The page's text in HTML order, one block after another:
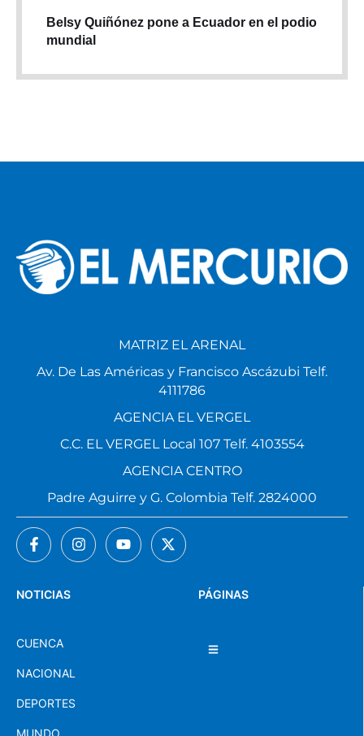
Belsy Quiñónez pone a Ecuador en el podio
mundial
PÁGINAS
NOTICIAS
CUENCA
NACIONAL
DEPORTES
MUNDO
MATRIZ EL ARENAL
Av. De Las Américas y Francisco Ascázubi Telf.
4111786
AGENCIA EL VERGEL
C.C. EL VERGEL Local 107 Telf. 4103554
AGENCIA CENTRO
Padre Aguirre y G. Colombia Telf. 2824000